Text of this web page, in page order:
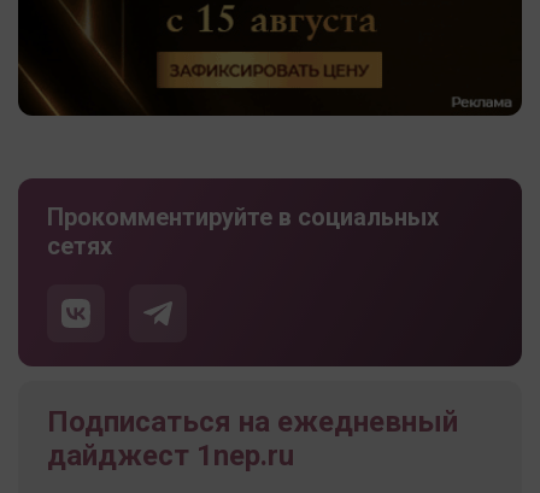
Прокомментируйте в социальных
сетях
Подписаться на ежедневный
дайджест 1nep.ru